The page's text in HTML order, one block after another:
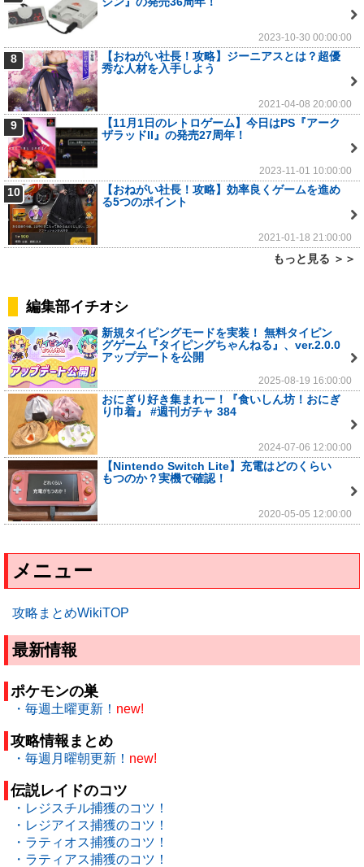
2023-10-30 00:00:00
8
【おねがい社長！攻略】ジーニアスとは？超優
秀な人材を入手しよう
2021-04-08 20:00:00
9
【11月1日のレトロゲーム】今日はPS『アーク
ザラッドII』の発売27周年！
2023-11-01 10:00:00
10
【おねがい社長！攻略】効率良くゲームを進め
る5つのポイント
2021-01-18 21:00:00
もっと見る ＞＞
編集部イチオシ
新規タイピングモードを実装！ 無料タイピン
グゲーム『タイピングちゃんねる』、ver.2.0.0
アップデートを公開
2025-08-19 16:00:00
おにぎり好き集まれー！『食いしん坊！おにぎ
り巾着』 #週刊ガチャ 384
2024-07-06 12:00:00
【Nintendo Switch Lite】充電はどのくらい
もつのか？実機で確認！
2020-05-05 12:00:00
メニュー
攻略まとめWikiTOP
最新情報
ポケモンの巣
・毎週土曜更新！ new!
攻略情報まとめ
・毎週月曜朝更新！ new!
伝説レイドのコツ
・レジスチル捕獲のコツ！
・レジアイス捕獲のコツ！
・ラティオス捕獲のコツ！
・ラティアス捕獲のコツ！